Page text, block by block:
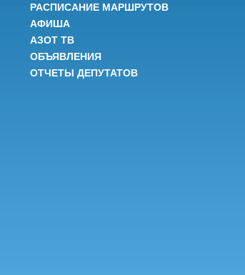
РАСПИСАНИЕ МАРШРУТОВ
АФИША
АЗОТ ТВ
ОБЪЯВЛЕНИЯ
ОТЧЕТЫ ДЕПУТАТОВ